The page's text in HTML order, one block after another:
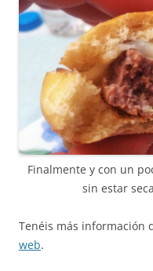
Finalmente y con un
sin estar
Tenéis más información
web.